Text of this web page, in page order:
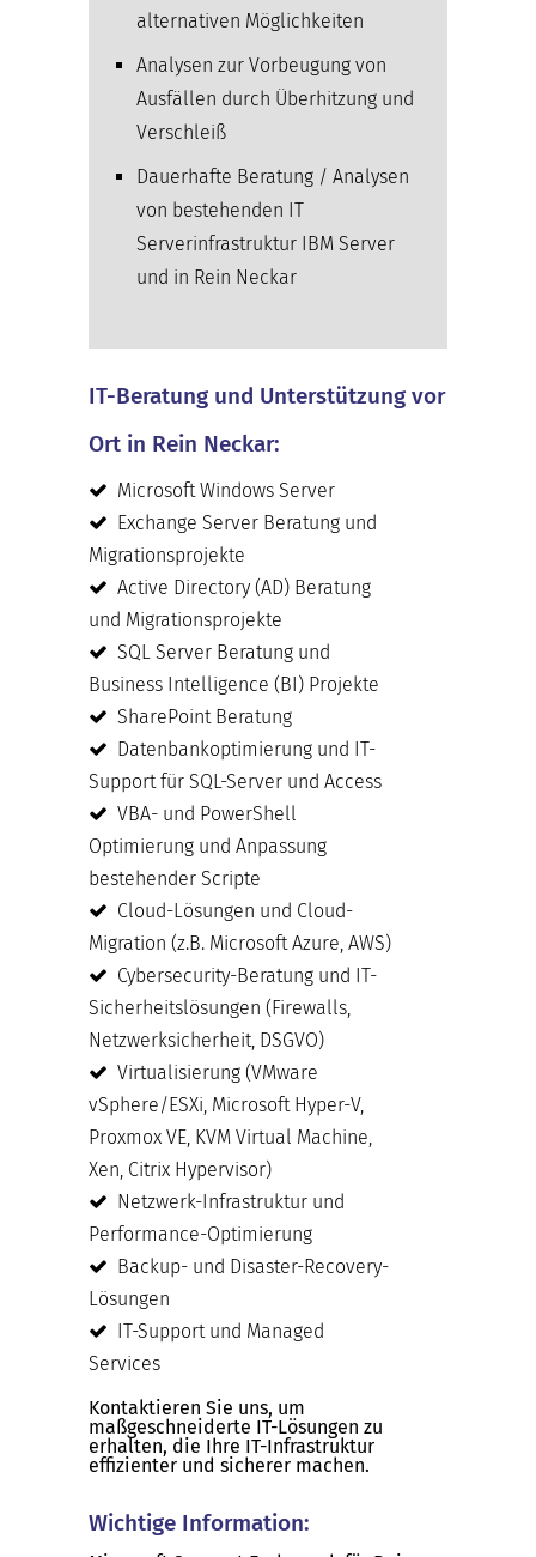
alternativen Möglichkeiten
Analysen zur Vorbeugung von
Ausfällen durch Überhitzung und
Verschleiß
Dauerhafte Beratung / Analysen
von bestehenden IT
Serverinfrastruktur IBM Server
und in Rein Neckar
IT-Beratung und Unterstützung vor
Ort in Rein Neckar:
Microsoft Windows Server
Exchange Server Beratung und
Migrationsprojekte
Active Directory (AD) Beratung
und Migrationsprojekte
SQL Server Beratung und
Business Intelligence (BI) Projekte
SharePoint Beratung
Datenbankoptimierung und IT-
Support für SQL-Server und Access
VBA- und PowerShell
Optimierung und Anpassung
bestehender Scripte
Cloud-Lösungen und Cloud-
Migration (z.B. Microsoft Azure, AWS)
Cybersecurity-Beratung und IT-
Sicherheitslösungen (Firewalls,
Netzwerksicherheit, DSGVO)
Virtualisierung (VMware
vSphere/ESXi, Microsoft Hyper-V,
Proxmox VE, KVM Virtual Machine,
Xen, Citrix Hypervisor)
Netzwerk-Infrastruktur und
Performance-Optimierung
Backup- und Disaster-Recovery-
Lösungen
IT-Support und Managed
Services
Kontaktieren Sie uns, um
maßgeschneiderte IT-Lösungen zu
erhalten, die Ihre IT-Infrastruktur
effizienter und sicherer machen.
Wichtige Information: